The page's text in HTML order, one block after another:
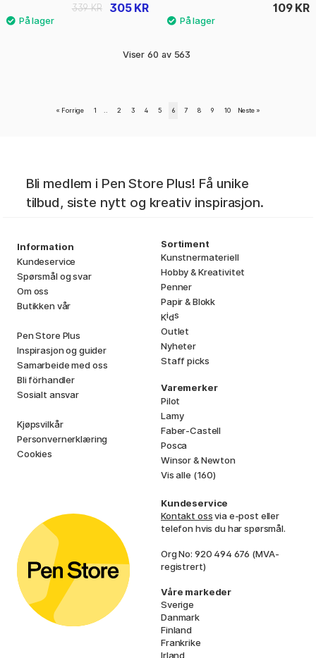
305 KR
339 KR 109 KR
Viser 60 av 563
« Forrige 1 2 3 4 5 6 7 8 9 10 Neste »
Bli medlem i Pen Store Plus! Få unike
tilbud, siste nytt og kreativ inspirasjon.
Information
Kundeservice
Spørsmål og svar
Om oss
Butikken vår
Pen Store Plus
Inspirasjon og guider
Samarbeide med oss
Bli förhandler
Sosialt ansvar
Kjøpsvilkår
Personvernerklæring
Cookies
Sortiment
Kunstnermateriell
Hobby & Kreativitet
Penner
Papir & Blokk
Kids
Outlet
Nyheter
Staff picks
Varemerker
Pilot
Lamy
Faber-Castell
Posca
Winsor & Newton
Vis alle (160)
Kundeservice
Kontakt ossvia e-post eller
telefon hvis du har spørsmål.
Org No: 920 494 676 (MVA-
registrert)
Våre markeder
Sverige
Danmark
Finland
Frankrike
Irland